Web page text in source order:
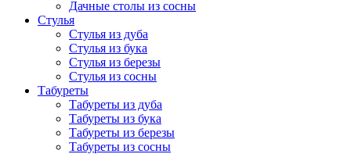
Дачные столы из сосны
Стулья
Стулья из дуба
Стулья из бука
Стулья из березы
Стулья из сосны
Табуреты
Табуреты из дуба
Табуреты из бука
Табуреты из березы
Табуреты из сосны